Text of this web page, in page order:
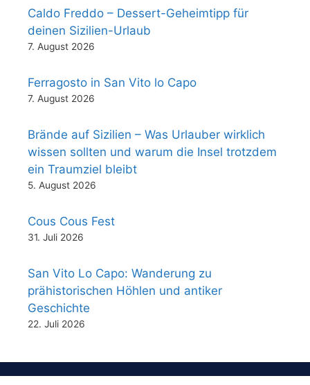
Caldo Freddo – Dessert-Geheimtipp für
deinen Sizilien-Urlaub
7. August 2026
Ferragosto in San Vito lo Capo
7. August 2026
Brände auf Sizilien – Was Urlauber wirklich
wissen sollten und warum die Insel trotzdem
ein Traumziel bleibt
5. August 2026
Cous Cous Fest
31. Juli 2026
San Vito Lo Capo: Wanderung zu
prähistorischen Höhlen und antiker
Geschichte
22. Juli 2026